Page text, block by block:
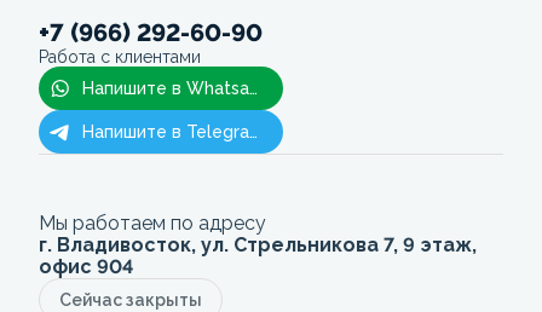
+7 (966) 292-60-90
Работа с клиентами
Напишите в Whatsapp
Напишите в Telegram
Мы работаем по адресу
г. Владивосток, ул. Стрельникова 7, 9 этаж,
офис 904
Сейчас закрыты